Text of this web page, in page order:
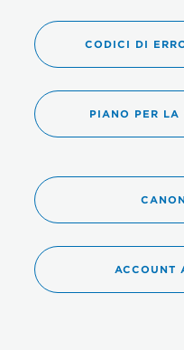
CODICI DI
PIANO PER LA
ACCOUNT